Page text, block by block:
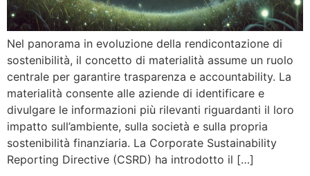
Nel panorama in evoluzione della rendicontazione di
sostenibilità, il concetto di materialità assume un ruolo
centrale per garantire trasparenza e accountability. La
materialità consente alle aziende di identificare e
divulgare le informazioni più rilevanti riguardanti il loro
impatto sull’ambiente, sulla società e sulla propria
sostenibilità finanziaria. La Corporate Sustainability
Reporting Directive (CSRD) ha introdotto il […]